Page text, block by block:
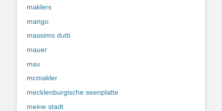
maklers
mango
massimo dutti
mauer
max
mcmakler
mecklenburgische seenplatte
meine stadt